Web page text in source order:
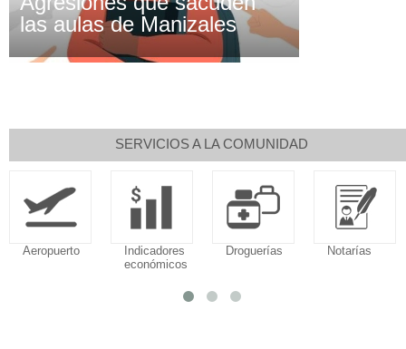
las aulas de Manizales
SERVICIOS A LA COMUNIDAD
Aeropuerto
Indicadores
económicos
Droguerías Notarías